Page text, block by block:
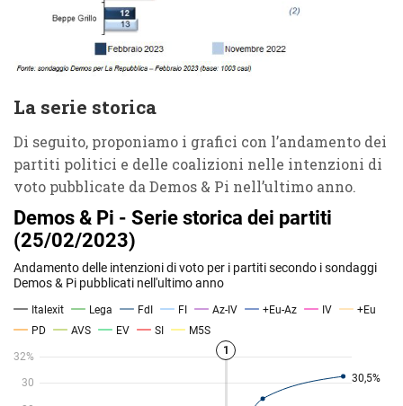
La serie storica
Di seguito, proponiamo i grafici con l’andamento dei
partiti politici e delle coalizioni nelle intenzioni di
voto pubblicate da Demos & Pi nell’ultimo anno.